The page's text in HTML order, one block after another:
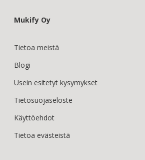
Mukify Oy
Tietoa meistä
Blogi
Usein esitetyt kysymykset
Tietosuojaseloste
Käyttöehdot
Tietoa evästeistä